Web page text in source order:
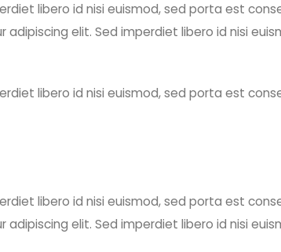
libero id nisi euismod, sed porta est
elit. Sed imperdiet libero id nisi
libero id nisi euismod, sed porta est
libero id nisi euismod, sed porta est
elit. Sed imperdiet libero id nisi